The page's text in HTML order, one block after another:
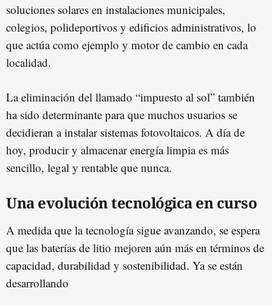
soluciones solares en instalaciones municipales,
colegios, polideportivos y edificios administrativos, lo
que actúa como ejemplo y motor de cambio en cada
localidad.
La eliminación del llamado “impuesto al sol” también
ha sido determinante para que muchos usuarios se
decidieran a instalar sistemas fotovoltaicos. A día de
hoy, producir y almacenar energía limpia es más
sencillo, legal y rentable que nunca.
Una evolución tecnológica en curso
A medida que la tecnología sigue avanzando, se espera
que las baterías de litio mejoren aún más en términos de
capacidad, durabilidad y sostenibilidad. Ya se están
desarrollando